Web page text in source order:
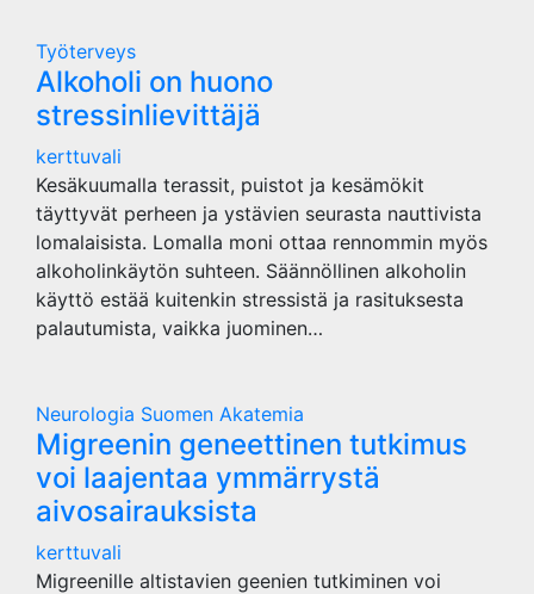
Työterveys
Alkoholi on huono
stressinlievittäjä
kerttuvali
Kesäkuumalla terassit, puistot ja kesämökit
täyttyvät perheen ja ystävien seurasta nauttivista
lomalaisista. Lomalla moni ottaa rennommin myös
alkoholinkäytön suhteen. Säännöllinen alkoholin
käyttö estää kuitenkin stressistä ja rasituksesta
palautumista, vaikka juominen…
Neurologia Suomen Akatemia
Migreenin geneettinen tutkimus
voi laajentaa ymmärrystä
aivosairauksista
kerttuvali
Migreenille altistavien geenien tutkiminen voi